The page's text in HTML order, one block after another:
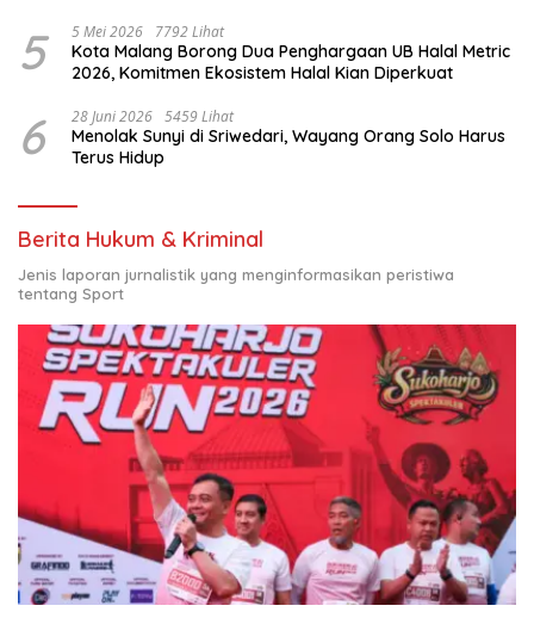
5 5 Mei 2026 7792 Lihat
Kota Malang Borong Dua Penghargaan UB Halal Metric
2026, Komitmen Ekosistem Halal Kian Diperkuat
6 28 Juni 2026 5459 Lihat
Menolak Sunyi di Sriwedari, Wayang Orang Solo Harus
Terus Hidup
Berita Hukum & Kriminal
Jenis laporan jurnalistik yang menginformasikan peristiwa
tentang Sport